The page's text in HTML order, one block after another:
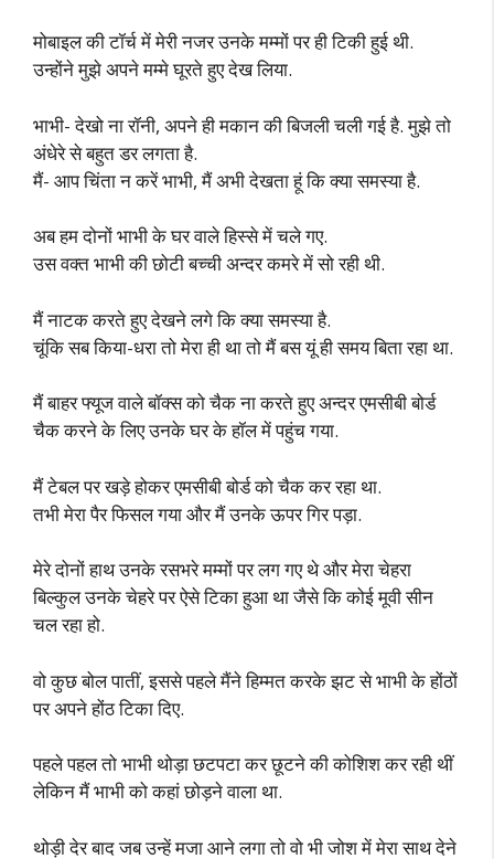
मोबाइल की टॉर्च में मेरी नजर उनके मम्मों पर ही टिकी हुई थी.
उन्होंने मुझे अपने मम्मे घूरते हुए देख लिया.
भाभी- देखो ना रॉनी, अपने ही मकान की बिजली चली गई है. मुझे तो
अंधेरे से बहुत डर लगता है.
मैं- आप चिंता न करें भाभी, मैं अभी देखता हूं कि क्या समस्या है.
अब हम दोनों भाभी के घर वाले हिस्से में चले गए.
उस वक्त भाभी की छोटी बच्ची अन्दर कमरे में सो रही थी.
मैं नाटक करते हुए देखने लगे कि क्या समस्या है.
चूंकि सब किया-धरा तो मेरा ही था तो मैं बस यूं ही समय बिता रहा था.
मैं बाहर फ्यूज वाले बॉक्स को चैक ना करते हुए अन्दर एमसीबी बोर्ड
चैक करने के लिए उनके घर के हॉल में पहुंच गया.
मैं टेबल पर खड़े होकर एमसीबी बोर्ड को चैक कर रहा था.
तभी मेरा पैर फिसल गया और मैं उनके ऊपर गिर पड़ा.
मेरे दोनों हाथ उनके रसभरे मम्मों पर लग गए थे और मेरा चेहरा
बिल्कुल उनके चेहरे पर ऐसे टिका हुआ था जैसे कि कोई मूवी सीन
चल रहा हो.
वो कुछ बोल पातीं, इससे पहले मैंने हिम्मत करके झट से भाभी के होंठों
पर अपने होंठ टिका दिए.
पहले पहल तो भाभी थोड़ा छटपटा कर छूटने की कोशिश कर रही थीं
लेकिन मैं भाभी को कहां छोड़ने वाला था.
थोड़ी देर बाद जब उन्हें मजा आने लगा तो वो भी जोश में मेरा साथ देने